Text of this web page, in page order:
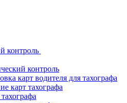
контроль
контроль
карт водителя для тахографа
карт тахографа